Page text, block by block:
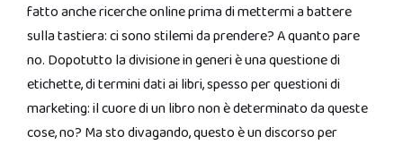
fatto anche ricerche online prima di mettermi a battere
sulla tastiera: ci sono stilemi da prendere? A quanto pare
no. Dopotutto la divisione in generi è una questione di
etichette, di termini dati ai libri, spesso per questioni di
marketing: il cuore di un libro non è determinato da queste
cose, no? Ma sto divagando, questo è un discorso per